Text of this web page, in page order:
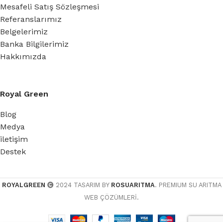
Mesafeli Satış Sözleşmesi
Referanslarımız
Belgelerimiz
Banka Bilgilerimiz
Hakkımızda
Royal Green
Blog
Medya
iletişim
Destek
ROYALGREEN 2024 TASARIM BY ROSUARITMA. PREMIUM SU ARITMA
WEB ÇÖZÜMLERİ.